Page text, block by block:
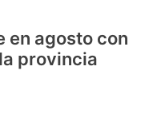
en agosto con
provincia